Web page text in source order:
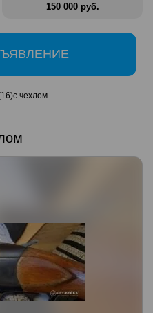
150 000 руб.
чехлом